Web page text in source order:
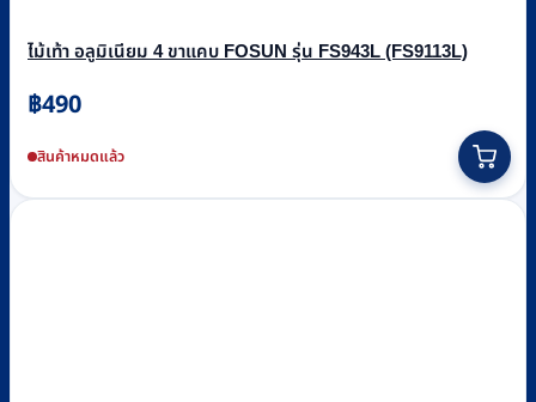
ไม้เท้า อลูมิเนียม 4 ขาแคบ FOSUN รุ่น FS943L (FS9113L)
฿490
สินค้าหมดแล้ว